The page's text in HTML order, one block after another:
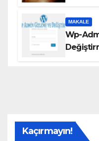
MAKALE
Wp-
Kaçırmayın!